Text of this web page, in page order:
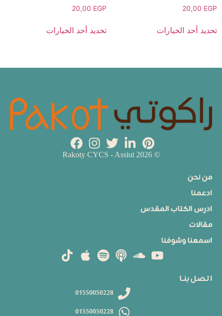
20,00 EGP
تحديد أحد الخيارات
20,00 EGP
تحديد أحد الخيارات
ا تـصـل بنــا
01550050228
01550050228
من نحن
ادعمنا
ادرس الكتاب المقدس
مقالات
اسمعنا وشوفنا
© 2026 Rakoty CYCS - Assiut